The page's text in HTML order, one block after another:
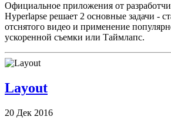
Официальное приложения от
Hyperlapse решает 2 основные задачи -
отснятого видео и применение
ускоренной съемки или Таймлапс.
Layout
20 Дек 2016